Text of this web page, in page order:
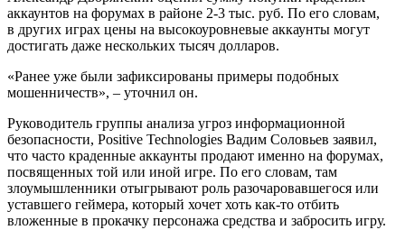
аккаунтов на форумах в районе 2-3 тыс. руб. По его словам,
в других играх цены на высокоуровневые аккаунты могут
достигать даже нескольких тысяч долларов.
«Ранее уже были зафиксированы примеры подобных
мошенничеств», – уточнил он.
Руководитель группы анализа угроз информационной
безопасности, Positive Technologies Вадим Соловьев заявил,
что часто краденные аккаунты продают именно на форумах,
посвященных той или иной игре. По его словам, там
злоумышленники отыгрывают роль разочаровавшегося или
уставшего геймера, который хочет хоть как-то отбить
вложенные в прокачку персонажа средства и забросить игру.